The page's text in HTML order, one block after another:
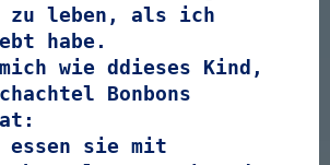
zu leben, als ich
habe.
wie ddieses Kind,
Bonbons
essen sie mit